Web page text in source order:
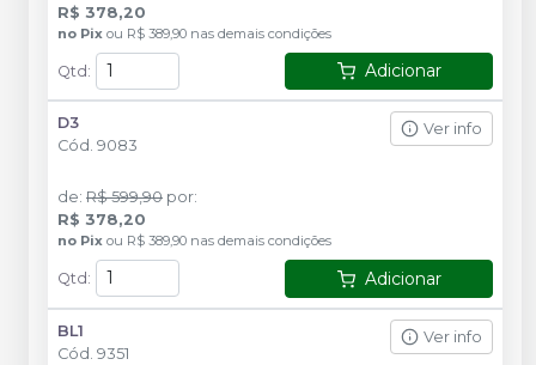
R$ 378,20
no Pix ou R$ 389,90 nas demais condições
Qtd: Adicionar
D3
Cód. 9083
Ver info
de: R$ 599,90 por:
R$ 378,20
no Pix ou R$ 389,90 nas demais condições
Qtd : Adicionar
BL1
Cód. 9351
Ver info